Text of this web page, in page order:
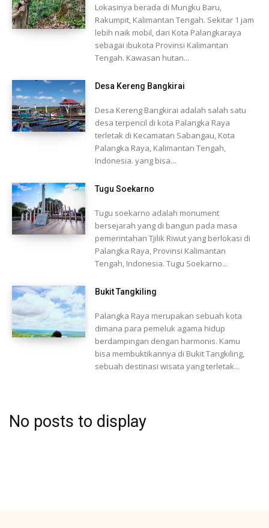
Lokasinya berada di Mungku Baru,
Rakumpit, Kalimantan Tengah. Sekitar 1 jam
lebih naik mobil, dari Kota Palangkaraya
sebagai ibukota Provinsi Kalimantan
Tengah. Kawasan hutan...
Desa Kereng Bangkirai
Desa Kereng Bangkirai adalah salah satu
desa terpencil di kota Palangka Raya
terletak di Kecamatan Sabangau, Kota
Palangka Raya, Kalimantan Tengah,
Indonesia. yang bisa...
Tugu Soekarno
Tugu soekarno adalah monument
bersejarah yang di bangun pada masa
pemerintahan Tjilik Riwut yang berlokasi di
Palangka Raya, Provinsi Kalimantan
Tengah, Indonesia. Tugu Soekarno...
Bukit Tangkiling
Palangka Raya merupakan sebuah kota
dimana para pemeluk agama hidup
berdampingan dengan harmonis. Kamu
bisa membuktikannya di Bukit Tangkiling,
sebuah destinasi wisata yang terletak...
No posts to display